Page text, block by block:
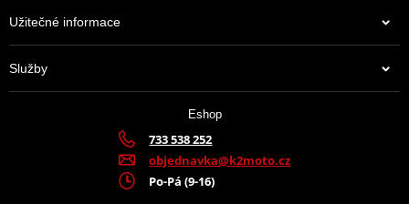
Užitečné informace
Služby
Eshop
733 538 252
objednavka@k2moto.cz
Po-Pá (9-16)